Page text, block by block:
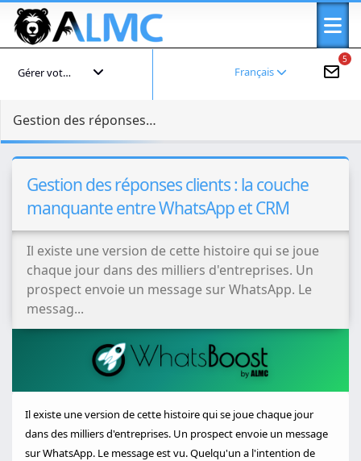
5
Français
Gérer votre compte
Gestion des réponses clients : la couche manquante entre WhatsApp et CRM
Gestion des réponses clients : la couche
manquante entre WhatsApp et CRM
Il existe une version de cette histoire qui se joue
chaque jour dans des milliers d'entreprises. Un
prospect envoie un message sur WhatsApp. Le
messag...
Il existe une version de cette histoire qui se joue chaque jour
dans des milliers d'entreprises. Un prospect envoie un message
sur WhatsApp. Le message est vu. Quelqu'un a l'intention de